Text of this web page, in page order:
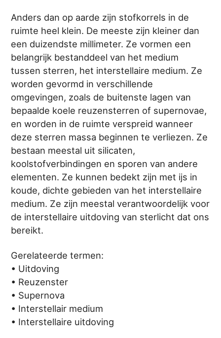
Anders dan op aarde zijn stofkorrels in de
ruimte heel klein. De meeste zijn kleiner dan
een duizendste millimeter. Ze vormen een
belangrijk bestanddeel van het medium
tussen sterren, het interstellaire medium. Ze
worden gevormd in verschillende
omgevingen, zoals de buitenste lagen van
bepaalde koele reuzensterren of supernovae,
en worden in de ruimte verspreid wanneer
deze sterren massa beginnen te verliezen. Ze
bestaan meestal uit silicaten,
koolstofverbindingen en sporen van andere
elementen. Ze kunnen bedekt zijn met ijs in
koude, dichte gebieden van het interstellaire
medium. Ze zijn meestal verantwoordelijk voor
de interstellaire uitdoving van sterlicht dat ons
bereikt.
Gerelateerde termen:
• Uitdoving
• Reuzenster
• Supernova
• Interstellair medium
• Interstellaire uitdoving